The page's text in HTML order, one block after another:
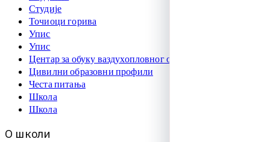
Студије
Точиоци горива
Упис
Упис
Центар за обуку ваздухопловног особља
Цивилни образовни профили
Честа питања
Школа
Школа
О школи